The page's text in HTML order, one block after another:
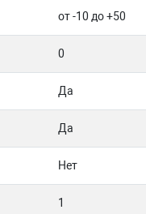
от -10 до +50
0
Да
Да
Нет
1